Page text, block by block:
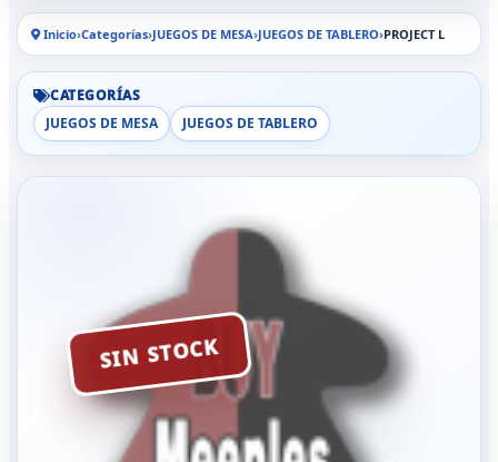
Inicio›Categorías›JUEGOS DE MESA›JUEGOS DE TABLERO›PROJECT L
CATEGORÍAS
JUEGOS DE MESA
JUEGOS DE TABLERO
SIN STOCK